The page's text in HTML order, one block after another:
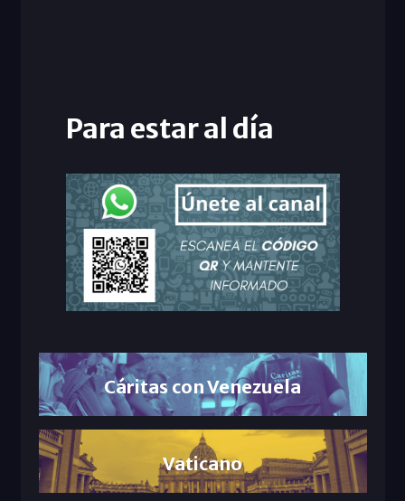
Para estar al día
Cáritas con Venezuela
Vaticano